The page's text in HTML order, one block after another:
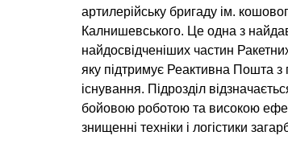
артилерійську бригаду ім.
Калнишевського. Це одна з
найдосвідченіших частин
яку підтримує Реактивна Пошта з
існування. Підрозділ
бойовою роботою та високою
знищенні техніки і логістики